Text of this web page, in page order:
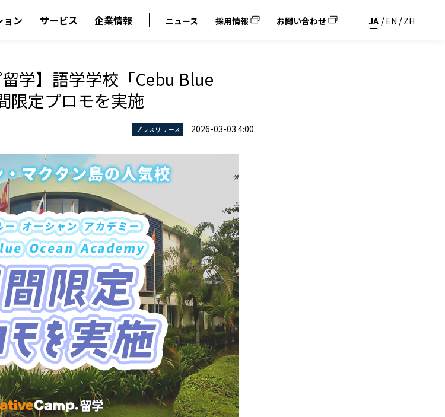
ョン サービス 企業情報 ニュース 採用情報 お問い合わせ JA EN ZH
留学】語学学校「Cebu Blue
限定プロモを実施
プレスリリース 2026-03-03 4:00